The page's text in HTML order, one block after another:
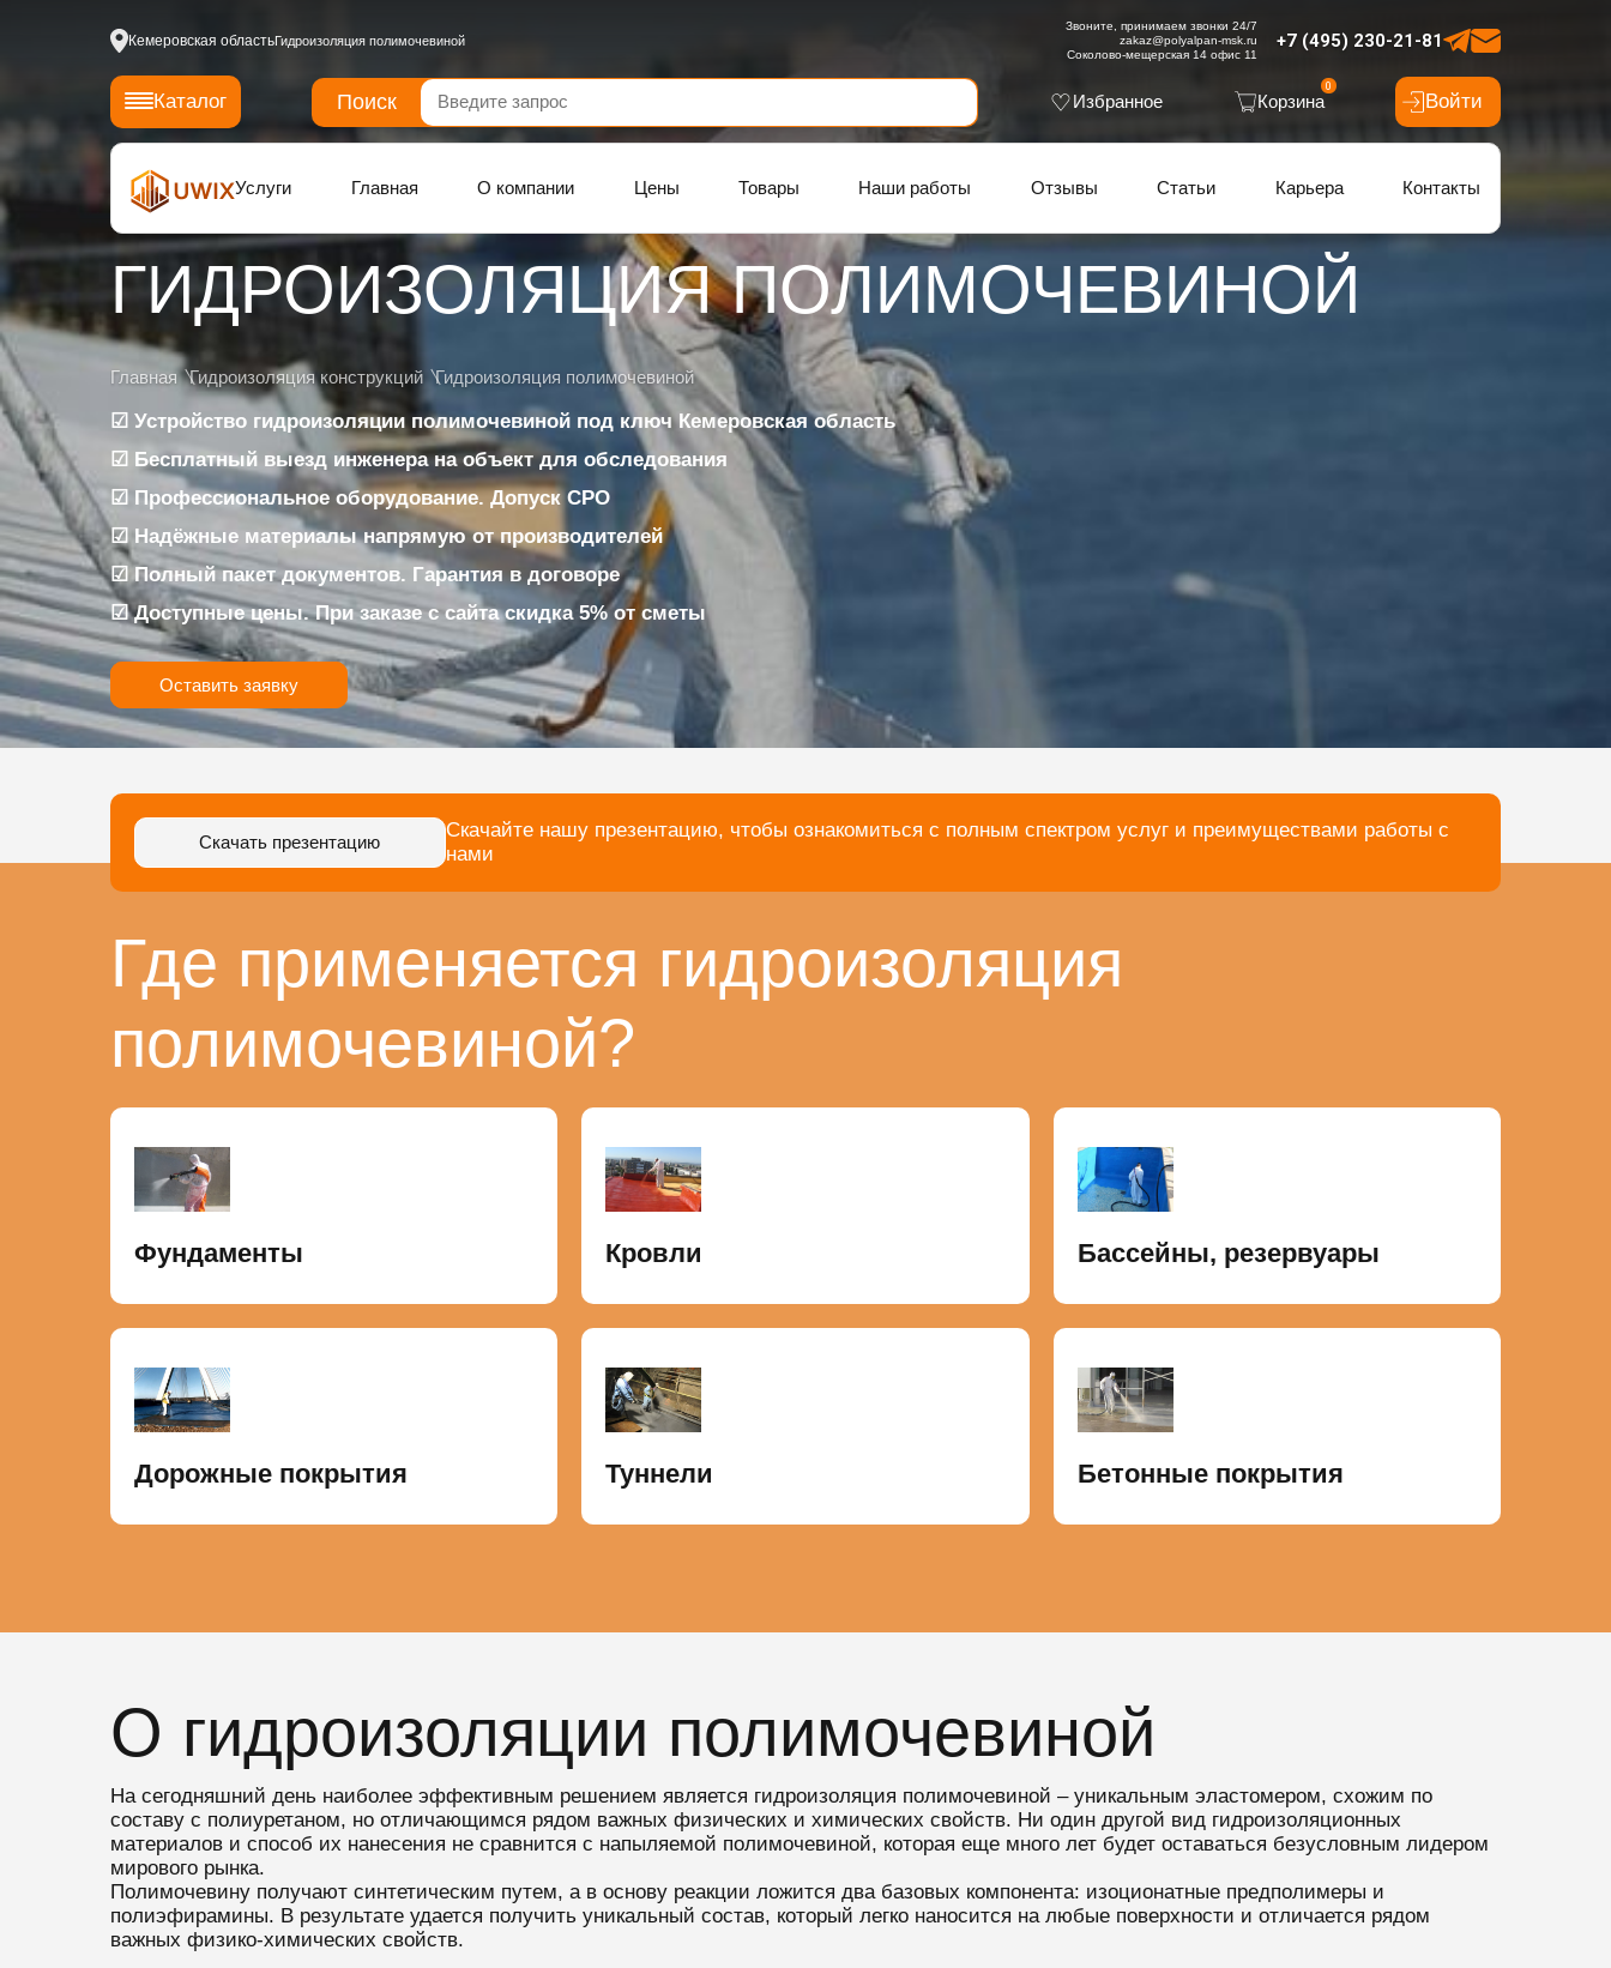
Кемеровская областьГидроизоляция полимочевиной +7 (495) 230-21-81
Звоните, принимаем звонки 24/7
zakaz@polyalpan-msk.ru
Соколово-мещерская 14 офис 11
Каталог Поиск Избранное Корзина
0
Войти
Услуги Главная О компании Цены Товары Наши работы Отзывы Статьи Карьера Контакты
ГИДРОИЗОЛЯЦИЯ ПОЛИМОЧЕВИНОЙ
Главная Гидроизоляция конструкций Гидроизоляция полимочевиной
☑ Устройство гидроизоляции полимочевиной под ключ Кемеровская область
☑ Бесплатный выезд инженера на объект для обследования
☑ Профессиональное оборудование. Допуск СРО
☑ Надёжные материалы напрямую от производителей
☑ Полный пакет документов. Гарантия в договоре
☑ Доступные цены. При заказе с сайта скидка 5% от сметы
Оставить заявку
Скачать презентацию
Скачайте нашу презентацию, чтобы ознакомиться с полным спектром услуг и преимуществами работы с
нами
Где применяется гидроизоляция
полимочевиной?
Фундаменты Кровли Бассейны, резервуары
Дорожные покрытия Туннели Бетонные покрытия
О гидроизоляции полимочевиной
На сегодняшний день наиболее эффективным решением является гидроизоляция полимочевиной – уникальным эластомером, схожим по
составу с полиуретаном, но отличающимся рядом важных физических и химических свойств. Ни один другой вид гидроизоляционных
материалов и способ их нанесения не сравнится с напыляемой полимочевиной, которая еще много лет будет оставаться безусловным лидером
мирового рынка.
Полимочевину получают синтетическим путем, а в основу реакции ложится два базовых компонента: изоционатные предполимеры и
полиэфирамины. В результате удается получить уникальный состав, который легко наносится на любые поверхности и отличается рядом
важных физико-химических свойств.